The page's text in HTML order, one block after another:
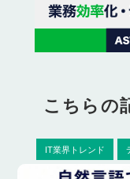
こちらの
IT業界トレンド